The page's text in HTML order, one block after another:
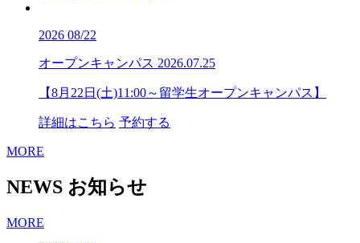
2026 08/22
オープンキャンパス 2026.07.25
【8月22日(土)11:00～留学生オープンキャンパス】
詳細はこちら 予約する
MORE
NEWS お知らせ
MORE